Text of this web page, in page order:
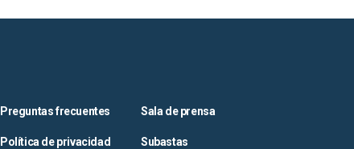
Preguntas frecuentes Sala de prensa
Política de privacidad Subastas